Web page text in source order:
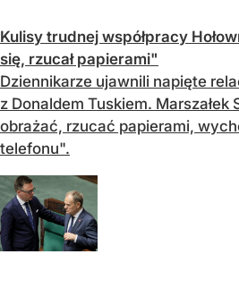
Kulisy trudnej współpracy
się, rzucał papierami"
Dziennikarze ujawnili napięte
z Donaldem Tuskiem. Marszałek
obrażać, rzucać papierami,
telefonu".